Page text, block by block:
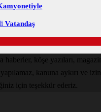
Vatandaş
haberler, köşe yazıları,
kanuna aykırı ve
için teşekkür ederiz.